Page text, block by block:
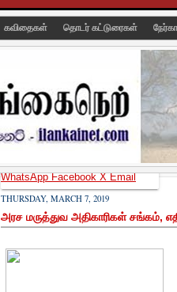
கவிதைகள் தொடர் கட்டுரைகள்
THURSDAY, MARCH 7, 2019
அரச மருத்துவ அதிகாரிகள் சங்கம்,
WhatsAppFacebookXEmail